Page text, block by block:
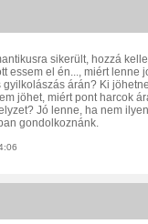
sikerült, hozzá
essem el én..., miért lenne
gyilkolászás árán? Ki
jöhet, miért pont harcok
Jó lenne, ha nem ilyen
gondolkoznánk.